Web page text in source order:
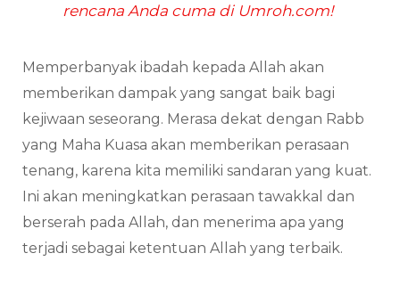
rencana Anda cuma di Umroh.com!
Memperbanyak ibadah kepada Allah akan
memberikan dampak yang sangat baik bagi
kejiwaan seseorang. Merasa dekat dengan Rabb
yang Maha Kuasa akan memberikan perasaan
tenang, karena kita memiliki sandaran yang kuat.
Ini akan meningkatkan perasaan tawakkal dan
berserah pada Allah, dan menerima apa yang
terjadi sebagai ketentuan Allah yang terbaik.